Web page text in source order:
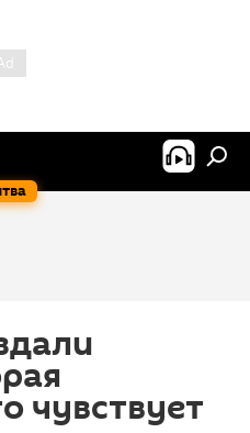
чувствует